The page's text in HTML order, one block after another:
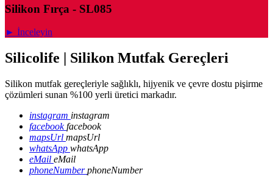
Silikon Fırça - SL085
► İnceleyin
Silicolife | Silikon Mutfak Gereçleri
Silikon mutfak gereçleriyle sağlıklı, hijyenik ve çevre dostu pişirme
çözümleri sunan %100 yerli üretici markadır.
instagram instagram
facebookfacebook
mapsUrl mapsUrl
whatsApp whatsApp
eMail eMail
phoneNumberphoneNumber